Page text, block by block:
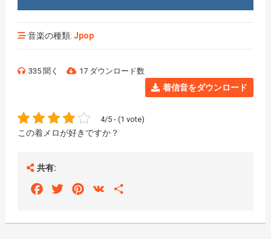
音楽の種類: Jpop
335 聞く 17 ダウンロード数
着信音をダウンロード
4/5 - (1 vote)
この着メロが好きですか？
共有:
FacebookTwitterPinterest
VK